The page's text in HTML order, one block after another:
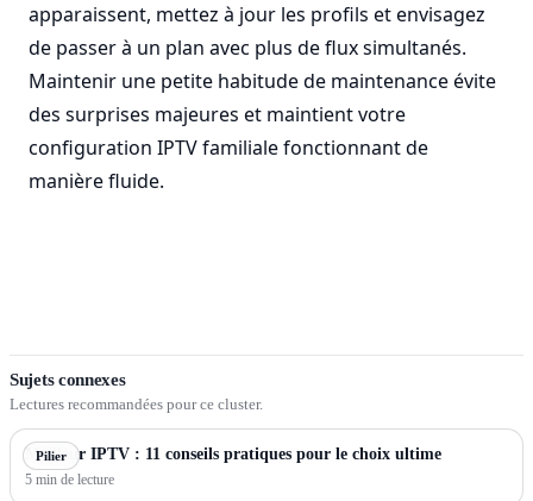
apparaissent, mettez à jour les profils et envisagez
de passer à un plan avec plus de flux simultanés.
Maintenir une petite habitude de maintenance évite
des surprises majeures et maintient votre
configuration IPTV familiale fonctionnant de
manière fluide.
Sujets connexes
Lectures recommandées pour ce cluster.
Pilier
Meilleur IPTV : 11 conseils pratiques pour le choix ultime
5 min de lecture